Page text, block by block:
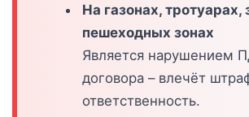
На газонах, тротуарах,
пешеходных зонах
Является нарушением
договора – влечёт
ответственность.